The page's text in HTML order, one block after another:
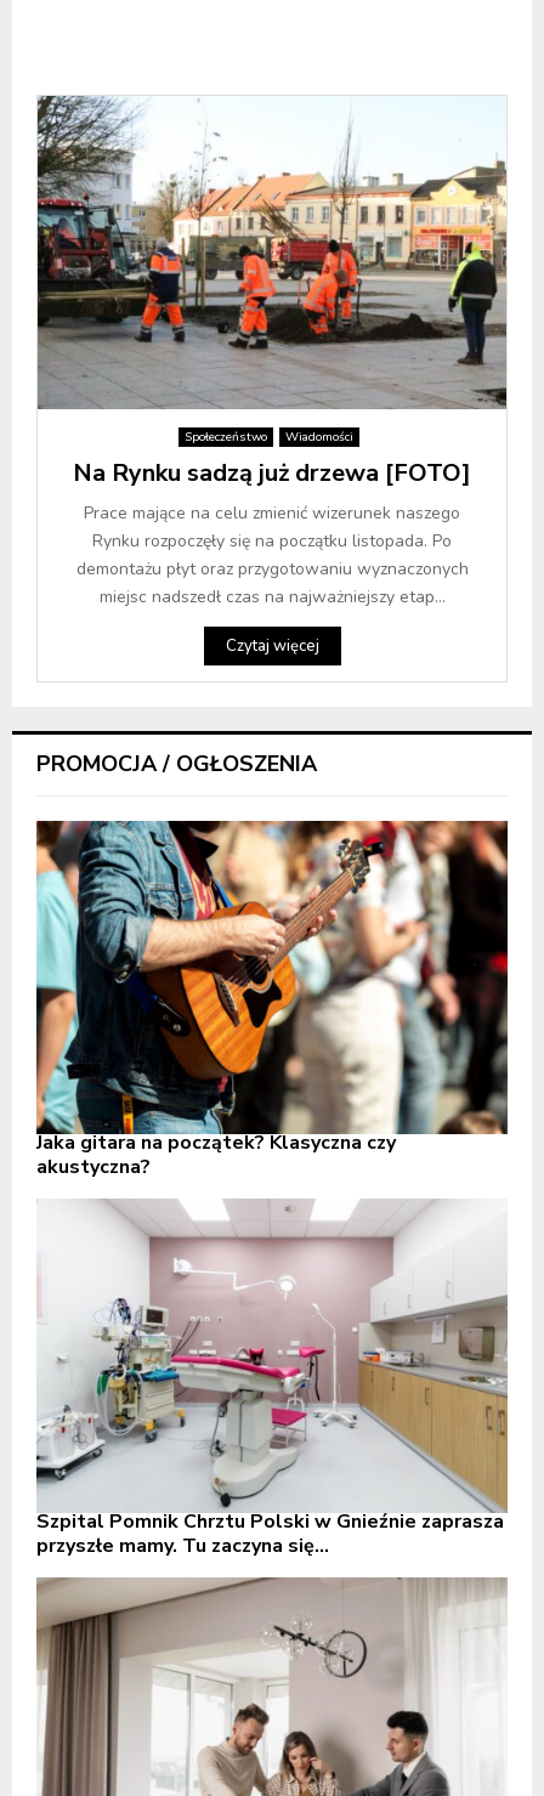
Społeczeństwo Wiadomości
Na Rynku sadzą już drzewa [FOTO]
Prace mające na celu zmienić wizerunek naszego
Rynku rozpoczęły się na początku listopada. Po
demontażu płyt oraz przygotowaniu wyznaczonych
miejsc nadszedł czas na najważniejszy etap...
Czytaj więcej
PROMOCJA / OGŁOSZENIA
Jaka gitara na początek? Klasyczna czy
akustyczna?
Szpital Pomnik Chrztu Polski w Gnieźnie zaprasza
przyszłe mamy. Tu zaczyna się...